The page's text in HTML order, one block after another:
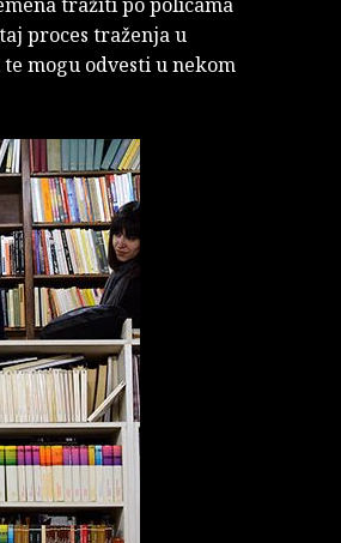
proces traženja u
mogu odvesti u nekom